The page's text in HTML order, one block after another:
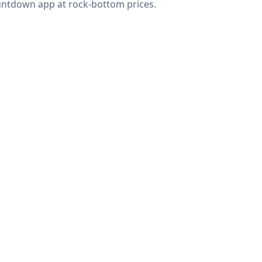
app at rock-bottom prices.